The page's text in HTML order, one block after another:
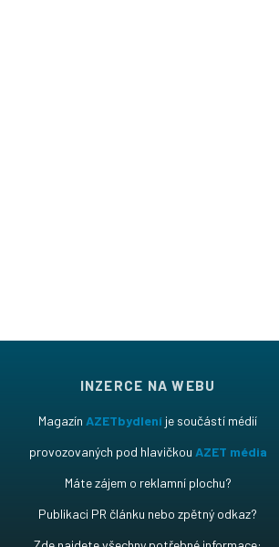
INZERCE NA WEBU
Magazín AZETbydlení je součástí médií
provozovaných pod hlavičkou AZET média
Máte zájem o reklamní plochu?
Publikaci PR článku nebo zpětný odkaz?